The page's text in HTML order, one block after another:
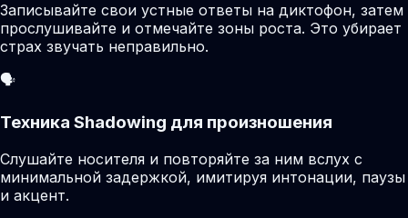
Записывайте свои устные ответы на диктофон, затем
прослушивайте и отмечайте зоны роста. Это убирает
страх звучать неправильно.
🗣️
Техника Shadowing для произношения
Слушайте носителя и повторяйте за ним вслух с
минимальной задержкой, имитируя интонации, паузы
и акцент.